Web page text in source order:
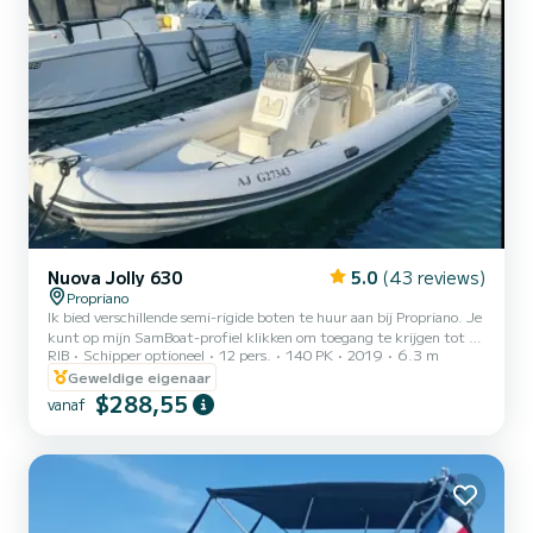
Nuova Jolly 630 5.0 (43 reviews)
Propriano
Ik bied verschillende semi-rigide boten te huur aan bij Propriano. Je
kunt op mijn SamBoat-profiel klikken om toegang te krijgen tot al
mijn boten. Tank: 105 liter benzine Zoetwaterdouche: 50 liter<
br> → Huurvoorwaarden: Al onze prijzen zijn inclusief
veiligheidsuitrusting en bootverzekering Brandstof extra Onze
prijzen worden uitsluitend ter informatie gegeven (we behouden
wijzigen) Borgingen van € 4.000 tot € 7.500, afhankelijk va...
RIB Schipper optioneel 12 pers. 140 PK 2019
6.3 m
Geweldige eigenaar
vanaf $288,55